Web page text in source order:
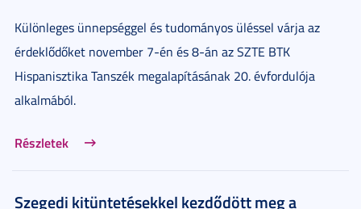
Különleges ünnepséggel és tudományos üléssel várja az
érdeklődőket november 7-én és 8-án az SZTE BTK
Hispanisztika Tanszék megalapításának 20. évfordulója
alkalmából.
Részletek
Szegedi kitüntetésekkel kezdődött meg a